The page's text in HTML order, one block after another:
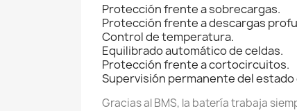
Protección frente a sobrecargas.
Protección frente a descargas
Control de temperatura.
Equilibrado automático de celdas.
Protección frente a cortocircuitos.
Supervisión permanente del estado
Gracias al BMS, la batería trabaja